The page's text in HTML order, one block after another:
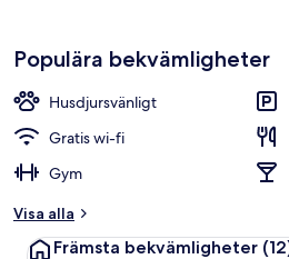
Populära bekvämligheter
Husdjursvänligt
Gratis wi-fi
Gym
Visa alla
Främsta bekvämligheter